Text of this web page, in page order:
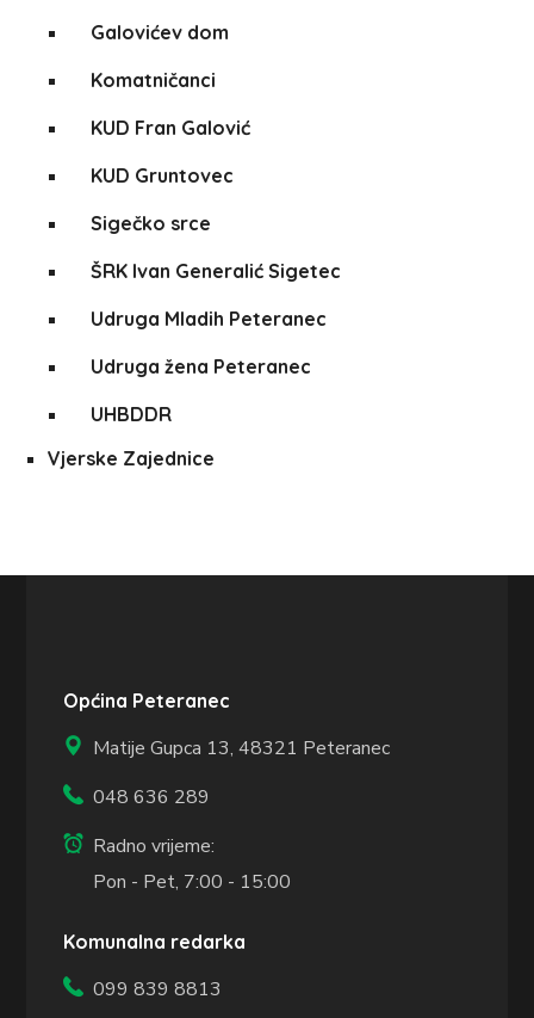
Galovićev dom
Komatničanci
KUD Fran Galović
KUD Gruntovec
Sigečko srce
ŠRK Ivan Generalić Sigetec
Udruga Mladih Peteranec
Udruga žena Peteranec
UHBDDR
Vjerske Zajednice
Općina Peteranec
Matije Gupca 13,48321 Peteranec
048 636 289
Radno vrijeme:
Pon - Pet, 7:00 - 15:00
Komunalna redarka
099 839 8813